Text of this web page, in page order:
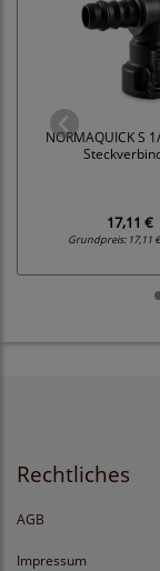
NORMAQUICK S
17,11 €
Grundpreis: 17,11
Rechtliches
AGB
Impressum